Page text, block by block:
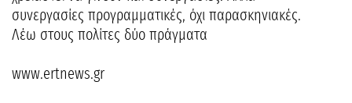
συνεργασίες προγραμματικές, όχι παρασκηνιακές.
Λέω στους πολίτες δύο πράγματα
www.ertnews.gr